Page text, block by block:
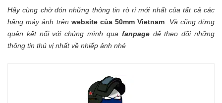
Hãy cùng chờ đón những thông tin rò rỉ mới nhất của tất cả các
hãng máy ảnh trên website của 50mm Vietnam. Và cũng đừng
quên kết nối với chúng mình qua fanpageđể theo dõi những
thông tin thú vị nhất về nhiếp ảnh nhé